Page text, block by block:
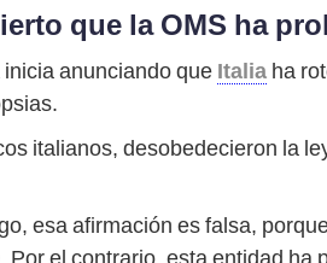
que la OMS ha
anunciando que Italia ha
italianos, desobedecieron la
esa afirmación es falsa,
. Por el contrario, esta entidad